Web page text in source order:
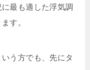
最も適した浮気調
す。
う方でも、先にタ